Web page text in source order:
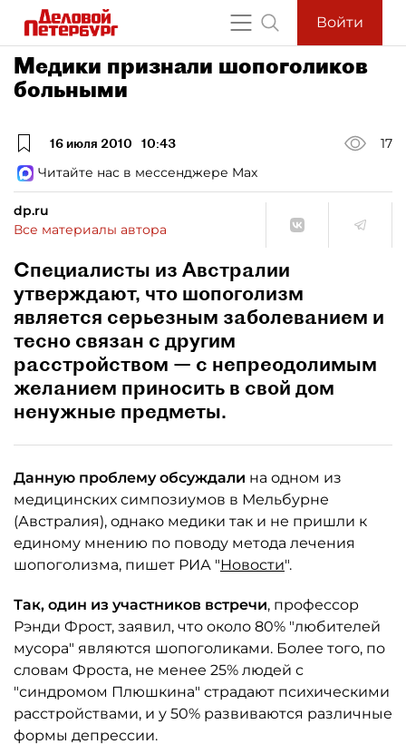
Войти
Медики признали шопоголиков
больными
16 июля 2010 10:43
17
Читайте нас в мессенджере Max
dp.ru
Все материалы автора
Специалисты из Австралии
утверждают, что шопоголизм
является серьезным заболеванием и
тесно связан с другим
расстройством — с непреодолимым
желанием приносить в свой дом
ненужные предметы.
Данную проблему обсуждали на одном из
медицинских симпозиумов в Мельбурне
(Австралия), однако медики так и не пришли к
единому мнению по поводу метода лечения
шопоголизма, пишет РИА "Новости".
Так, один из участников встречи, профессор
Рэнди Фрост, заявил, что около 80% "любителей
мусора" являются шопоголиками. Более того, по
словам Фроста, не менее 25% людей с
"синдромом Плюшкина" страдают психическими
расстройствами, и у 50% развиваются различные
формы депрессии.